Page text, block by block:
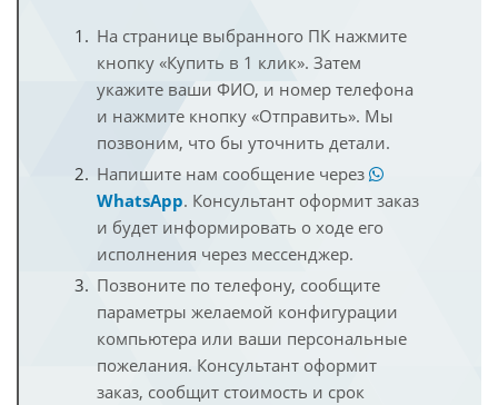
На странице выбранного ПК нажмите
кнопку «Купить в 1 клик». Затем
укажите ваши ФИО, и номер телефона
и нажмите кнопку «Отправить». Мы
позвоним, что бы уточнить детали.
Напишите нам сообщение через
WhatsApp. Консультант оформит заказ
и будет информировать о ходе его
исполнения через мессенджер.
Позвоните по телефону, сообщите
параметры желаемой конфигурации
компьютера или ваши персональные
пожелания. Консультант оформит
заказ, сообщит стоимость и срок